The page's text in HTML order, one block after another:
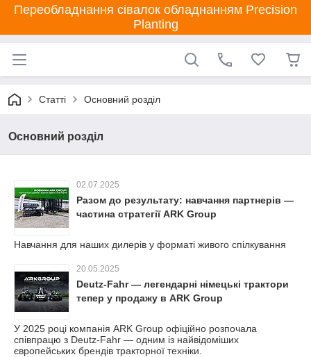
Переобладнання сівалок обладнанням Precision
Planting
Статті Основний розділ
Основний розділ
02.07.2025
Разом до результату: навчання партнерів —
частина стратегії ARK Group
Навчання для наших дилерів у форматі живого спілкування
20.05.2025
Deutz-Fahr — легендарні німецькі трактори
тепер у продажу в ARK Group
У 2025 році компанія ARK Group офіційно розпочала
співпрацю з Deutz-Fahr — одним із найвідоміших
європейських брендів тракторної техніки.